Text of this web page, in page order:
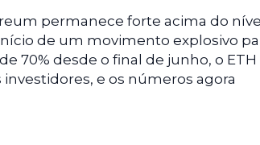
permanece forte acima do
de um movimento explosivo
70% desde o final de junho, o ETH
e os números agora